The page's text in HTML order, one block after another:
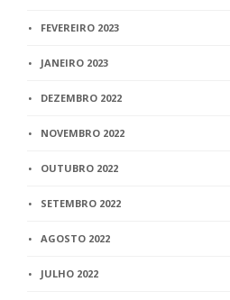
FEVEREIRO 2023
JANEIRO 2023
DEZEMBRO 2022
NOVEMBRO 2022
OUTUBRO 2022
SETEMBRO 2022
AGOSTO 2022
JULHO 2022